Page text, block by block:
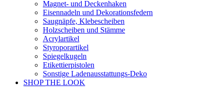
Magnet- und Deckenhaken
Eisennadeln und Dekorationsfedern
Saugnäpfe, Klebescheiben
Holzscheiben und Stämme
Acrylartikel
Styroporartikel
Spiegelkugeln
Etikettierpistolen
Sonstige Ladenausstattungs-Deko
SHOP THE LOOK